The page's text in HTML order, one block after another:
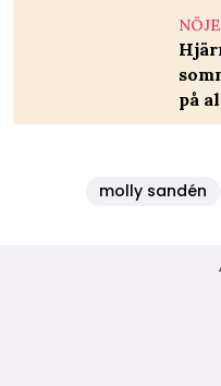
NÖJE
på
molly sandén